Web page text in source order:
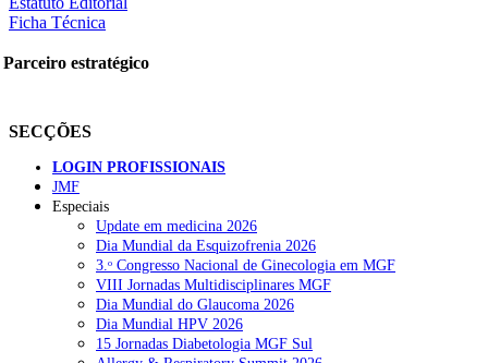
Ficha Técnica
Parceiro estratégico
SECÇÕES
LOGIN PROFISSIONAIS
JMF
Especiais
Update em medicina 2026
Dia Mundial da Esquizofrenia 2026
3.ᵒ Congresso Nacional de Ginecologia em MGF
VIII Jornadas Multidisciplinares MGF
Dia Mundial do Glaucoma 2026
Dia Mundial HPV 2026
15 Jornadas Diabetologia MGF Sul